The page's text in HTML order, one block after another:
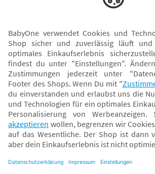
* Alle Preise inkl. MwSt. und ggf. zzgl.Versandkosten.
abhängig von der von dir gewählten Option - im
Abholung in dem von dir gewählten BabyOne-
Onlineshop geltende Preis stellt bei einem Verkauf
Nehmer eine unverbindliche Preisempfehlung dar. Der
Franchise-Nehmer im Rahmen der Option „Reservieren
Versandzeiten gelten nur bei Bezahlung mit einer der